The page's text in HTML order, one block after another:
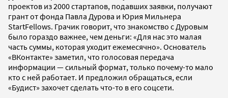
проектов из 2000 стартапов, подавших заявки, получают
грант от фонда Павла Дурова и Юрия Мильнера
StartFellows. Грачик говорит, что знакомство с Дуровым
было гораздо важнее, чем деньги: «Для нас это малая
часть суммы, которая уходит ежемесячно». Основатель
«ВКонтакте» заметил, что голосовая передача
информации — сильный формат, только почему-то мало
кто с ней работает. И предложил обращаться, если
«Будист» захочет сделать что-то в его соцсети.